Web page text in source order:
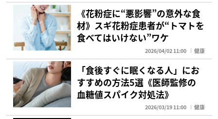
《花粉症に“悪影響”の意外な食
材》スギ花粉症患者が“トマトを
食べてはいけない”ワケ
2026/04/02 11:00 健康
「食後すぐに眠くなる人」にお
すすめの方法5選《医師監修の
血糖値スパイク対処法》
2026/03/19 11:00 健康